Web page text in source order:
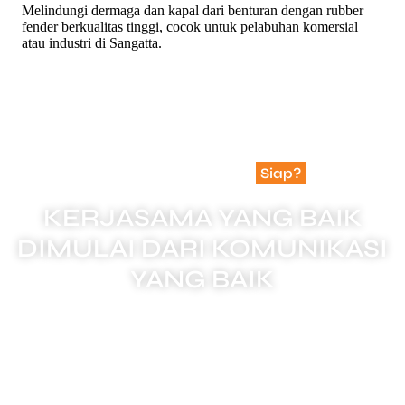
Melindungi dermaga dan kapal dari benturan dengan rubber
fender berkualitas tinggi, cocok untuk pelabuhan komersial
atau industri di Sangatta.
Siap?
KERJASAMA YANG BAIK
DIMULAI DARI KOMUNIKASI
YANG BAIK